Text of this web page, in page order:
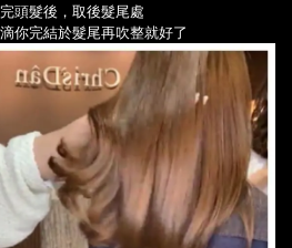
頭髮後，取後髮尾處
你完結於髮尾再吹整就好了